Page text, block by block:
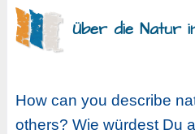
Über die Natur
How can you describe
others? Wie würdest Du